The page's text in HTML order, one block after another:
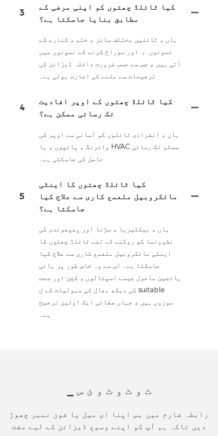
3
کیا ٹائلڈ چھتوں کو اپنی مرضی کے
مطابق بنایا جاسکتا ہے؟
ہاں ، ٹائلیں مختلف سائز ، ختم ، کنارے کے
نمونوں ， اور سوراخ کرنے کے نمونوں میں
آتی ہیں ، جس سے حسب ضرورت داخلہ ڈیزائن کی
ترجیحات سے ملنے کی اجازت ہوتی ہے۔
4
کیا ٹائلڈ چھتوں کے اوپر افادیت
تک رسائی ممکن ہے؟
ہاں ، انفرادی ٹائلوں کو آسانی سے اوپر کی
وائرنگ ، پائپوں ، یا HVAC سسٹم تک رسائی
حاصل کی جاسکتی ہے۔
5
کیا ٹائلڈ چھتوں کا اینٹی
مائکروبیل ملعمع کاری سے علاج کیا
جاسکتا ہے؟
ہاں ، بیکٹیریا ، سڑنا اور پھپھوندی کی
نشوونما کو روکنے کے لئے ٹائلڈ چھتوں کا
اینٹی مائکروبیل ملعمع کاری سے علاج کیا
جاسکتا ہے۔ اس سے وہ خاص طور پر ہائی
ہائجین ماحول جیسے اسپتالوں ، کچن اور صحت
کی دیکھ بھال کی سہولیات کے ل suitable
موزوں ہیں ، جہاں صفائی ایک اولین ترجیح
ہے۔
▁ ٹ و ٹ و ٹ و ئ س
رابطہ فارم میں بس اپنا ای میل یا فون نمبر چھوڑ
دیں تاکہ ہم آپ کو اپنے وسیع ڈیزائن کے لیے مفت